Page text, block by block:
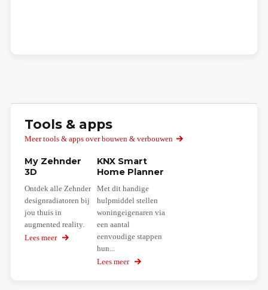
Tools & apps
Meer tools & apps over bouwen & verbouwen
My Zehnder
3D
Ontdek alle Zehnder
designradiatoren bij
jou thuis in
augmented reality.
Lees meer over
KNX Smart
Home Planner
Met dit handige
hulpmiddel stellen
woningeigenaren via
een aantal
eenvoudige stappen
hun...
Lees meer over